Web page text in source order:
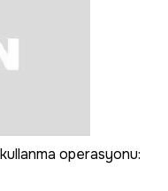
operasyonu: